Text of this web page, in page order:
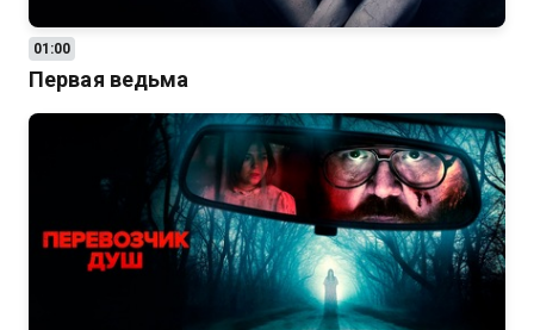
01:00
Первая ведьма